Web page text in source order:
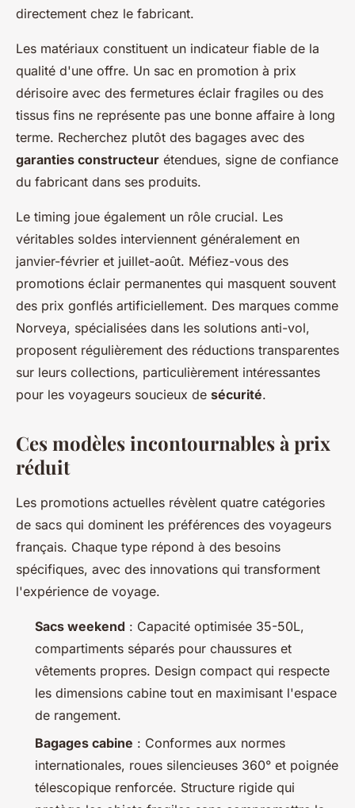
directement chez le fabricant.
Les matériaux constituent un indicateur fiable de la
qualité d'une offre. Un sac en promotion à prix
dérisoire avec des fermetures éclair fragiles ou des
tissus fins ne représente pas une bonne affaire à long
terme. Recherchez plutôt des bagages avec des
garanties constructeur étendues, signe de confiance
du fabricant dans ses produits.
Le timing joue également un rôle crucial. Les
véritables soldes interviennent généralement en
janvier-février et juillet-août. Méfiez-vous des
promotions éclair permanentes qui masquent souvent
des prix gonflés artificiellement. Des marques comme
Norveya, spécialisées dans les solutions anti-vol,
proposent régulièrement des réductions transparentes
sur leurs collections, particulièrement intéressantes
pour les voyageurs soucieux de sécurité.
Ces modèles incontournables à prix
réduit
Les promotions actuelles révèlent quatre catégories
de sacs qui dominent les préférences des voyageurs
français. Chaque type répond à des besoins
spécifiques, avec des innovations qui transforment
l'expérience de voyage.
Sacs weekend : Capacité optimisée 35-50L,
compartiments séparés pour chaussures et
vêtements propres. Design compact qui respecte
les dimensions cabine tout en maximisant l'espace
de rangement.
Bagages cabine : Conformes aux normes
internationales, roues silencieuses 360° et poignée
télescopique renforcée. Structure rigide qui